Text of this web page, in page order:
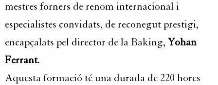
mestres forners de renom internacional i
especialistes convidats, de reconegut prestigi,
encapçalats pel director de la Baking, Yohan
Ferrant.
Aquesta formació té una durada de 220 hores